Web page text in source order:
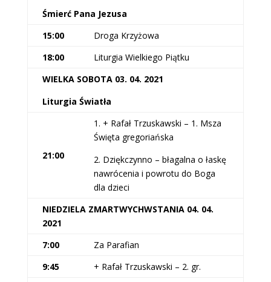
Śmierć Pana Jezusa
15:00
Droga Krzyżowa
18:00
Liturgia Wielkiego Piątku
WIELKA SOBOTA 03. 04. 2021
Liturgia Światła
21:00
1. + Rafał Trzuskawski – 1. Msza
Święta gregoriańska
2. Dziękczynno – błagalna o łaskę
nawrócenia i powrotu do Boga
dla dzieci
NIEDZIELA ZMARTWYCHWSTANIA 04. 04.
2021
7:00
Za Parafian
9:45
+ Rafał Trzuskawski – 2. gr.